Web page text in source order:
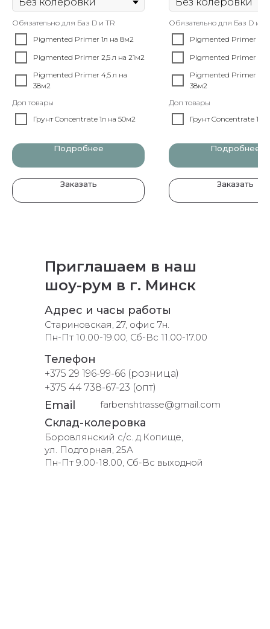
Обязательно для Баз D и TR
Pigmented Primer 1л на 8м2
Pigmented Primer 2,5 л на 21м2
Pigmented Primer 4,5 л на
38м2
Доп товары
Грунт Concentrate 1л на 50м2
Подробнее
Заказать
Обязательно для Баз D и
Pigmented Primer 1л
Pigmented Primer 2,5
Pigmented Primer 4,5
38м2
Доп товары
Грунт Concentrate 1л
Подробнее
Заказать
Приглашаем в наш
шоу-рум в г. Минск
Адрес и часы работы
Стариновская, 27, офис 7н.
Пн-Пт 10.00-19.00, Сб-Вс 11.00-17.00
Телефон
Email farbenshtrasse@gmail.com
Склад-колеровка
Боровлянский с/с. д.Копище,
ул. Подгорная, 25А
Пн-Пт 9.00-18.00, Сб-Вс выходной
+375 29 196-99-66 (розница)
+375 44 738-67-23 (опт)